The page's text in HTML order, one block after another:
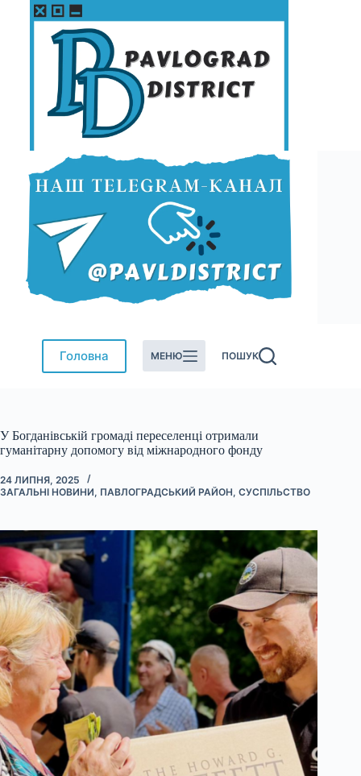
Перейти
Головна МЕНЮ ПОШУК
У Богданівській громаді переселенці отримали
гуманітарну допомогу від міжнародного фонду
24 ЛИПНЯ, 2025
ЗАГАЛЬНІ НОВИНИ, ПАВЛОГРАДСЬКИЙ РАЙОН, СУСПІЛЬСТВО